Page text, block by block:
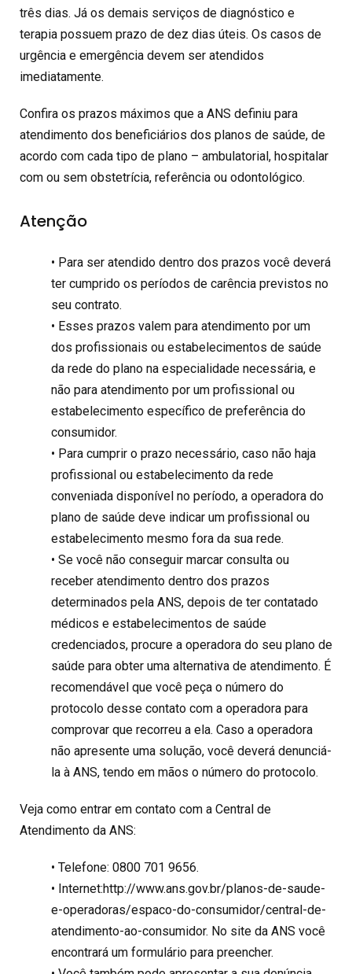
três dias. Já os demais serviços de diagnóstico e
terapia possuem prazo de dez dias úteis. Os casos de
urgência e emergência devem ser atendidos
imediatamente.
Confira os prazos máximos que a ANS definiu para
atendimento dos beneficiários dos planos de saúde, de
acordo com cada tipo de plano – ambulatorial, hospitalar
com ou sem obstetrícia, referência ou odontológico.
Atenção
• Para ser atendido dentro dos prazos você deverá
ter cumprido os períodos de carência previstos no
seu contrato.
• Esses prazos valem para atendimento por um
dos profissionais ou estabelecimentos de saúde
da rede do plano na especialidade necessária, e
não para atendimento por um profissional ou
estabelecimento específico de preferência do
consumidor.
• Para cumprir o prazo necessário, caso não haja
profissional ou estabelecimento da rede
conveniada disponível no período, a operadora do
plano de saúde deve indicar um profissional ou
estabelecimento mesmo fora da sua rede.
• Se você não conseguir marcar consulta ou
receber atendimento dentro dos prazos
determinados pela ANS, depois de ter contatado
médicos e estabelecimentos de saúde
credenciados, procure a operadora do seu plano de
saúde para obter uma alternativa de atendimento. É
recomendável que você peça o número do
protocolo desse contato com a operadora para
comprovar que recorreu a ela. Caso a operadora
não apresente uma solução, você deverá denunciá-
la à ANS, tendo em mãos o número do protocolo.
Veja como entrar em contato com a Central de
Atendimento da ANS:
• Telefone: 0800 701 9656.
• Internet:http://www.ans.gov.br/planos-de-saude-
e-operadoras/espaco-do-consumidor/central-de-
atendimento-ao-consumidor. No site da ANS você
encontrará um formulário para preencher.